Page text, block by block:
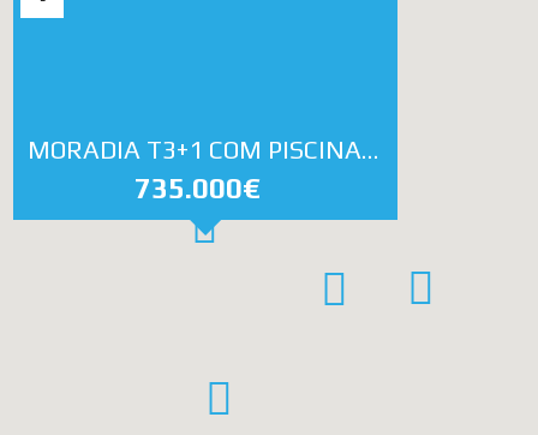
MORADIA T3+1 COM PISCINA PARA VENDA EM PORTO SANTO – RefªPS378
735.000€